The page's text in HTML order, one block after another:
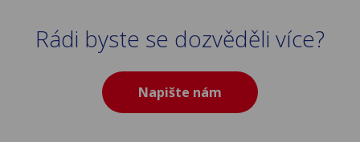
Rádi byste se dozvěděli více?
Napište nám